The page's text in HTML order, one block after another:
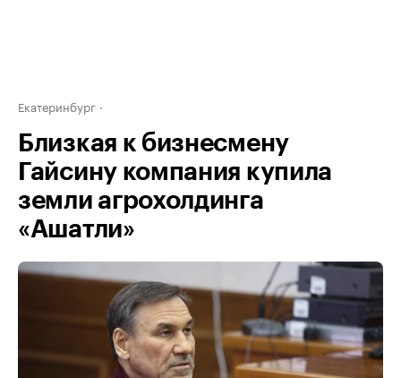
Екатеринбург
Близкая к бизнесмену
Гайсину компания купила
земли агрохолдинга
«Ашатли»